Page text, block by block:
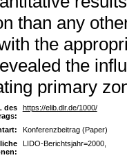
than any
the
the
primary
des
https://elib.dlr.de/1000/
Konferenzbeitrag (Paper)
LIDO-Berichtsjahr=2000,